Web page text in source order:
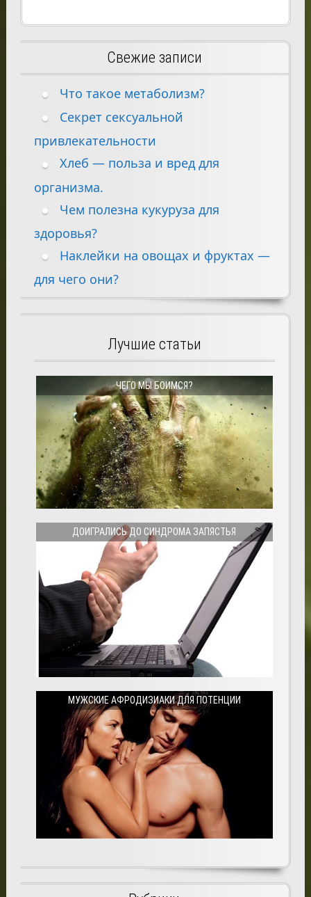
Свежие записи
Что такое метаболизм?
Секрет сексуальной
привлекательности
Хлеб — польза и вред для
организма.
Чем полезна кукуруза для
здоровья?
Наклейки на овощах и фруктах —
для чего они?
Лучшие статьи
ЧЕГО МЫ БОИМСЯ?
ДОИГРАЛИСЬ ДО СИНДРОМА ЗАПЯСТЬЯ
МУЖСКИЕ АФРОДИЗИАКИ ДЛЯ ПОТЕНЦИИ